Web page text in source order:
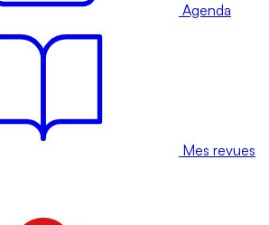
Agenda
Mes revues